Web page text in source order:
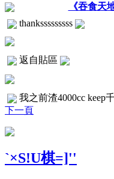
《吞食天
thanksssssssss
返自貼區
我之前渣4000cc keep
下一頁
`×S!U棋=]''